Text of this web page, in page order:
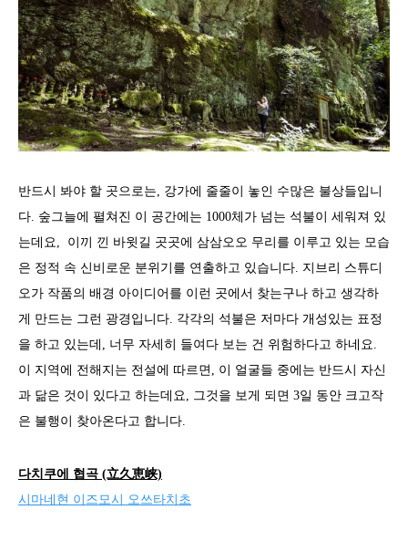
반드시 봐야 할 곳으로는, 강가에 줄줄이 놓인 수많은 불상들입니
다. 숲그늘에 펼쳐진 이 공간에는 1000체가 넘는 석불이 세워져 있
는데요, 이끼 낀 바윗길 곳곳에 삼삼오오 무리를 이루고 있는 모습
은 정적 속 신비로운 분위기를 연출하고 있습니다. 지브리 스튜디
오가 작품의 배경 아이디어를 이런 곳에서 찾는구나 하고 생각하
게 만드는 그런 광경입니다. 각각의 석불은 저마다 개성있는 표정
을 하고 있는데, 너무 자세히 들여다 보는 건 위험하다고 하네요.
이 지역에 전해지는 전설에 따르면, 이 얼굴들 중에는 반드시 자신
과 닮은 것이 있다고 하는데요, 그것을 보게 되면 3일 동안 크고작
은 불행이 찾아온다고 합니다.
다치쿠에 협곡 (立久恵峡)
시마네현 이즈모시 오쓰타치초